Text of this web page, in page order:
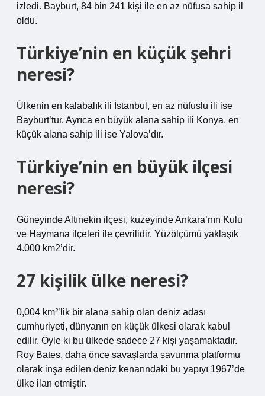
izledi. Bayburt, 84 bin 241 kişi ile en az nüfusa sahip il
oldu.
Türkiye’nin en küçük şehri
neresi?
Ülkenin en kalabalık ili İstanbul, en az nüfuslu ili ise
Bayburt’tur. Ayrıca en büyük alana sahip ili Konya, en
küçük alana sahip ili ise Yalova’dır.
Türkiye’nin en büyük ilçesi
neresi?
Güneyinde Altınekin ilçesi, kuzeyinde Ankara’nın Kulu
ve Haymana ilçeleri ile çevrilidir. Yüzölçümü yaklaşık
4.000 km2’dir.
27 kişilik ülke neresi?
0,004 km²’lik bir alana sahip olan deniz adası
cumhuriyeti, dünyanın en küçük ülkesi olarak kabul
edilir. Öyle ki bu ülkede sadece 27 kişi yaşamaktadır.
Roy Bates, daha önce savaşlarda savunma platformu
olarak inşa edilen deniz kenarındaki bu yapıyı 1967’de
ülke ilan etmiştir.